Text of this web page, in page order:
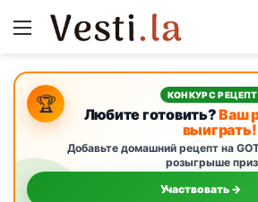
Menu
🏆 КОНКУРС
Любите готовить?Ваш
выиграть!
Добавьте домашний рецепт на
розыгрыше
Участвовать →